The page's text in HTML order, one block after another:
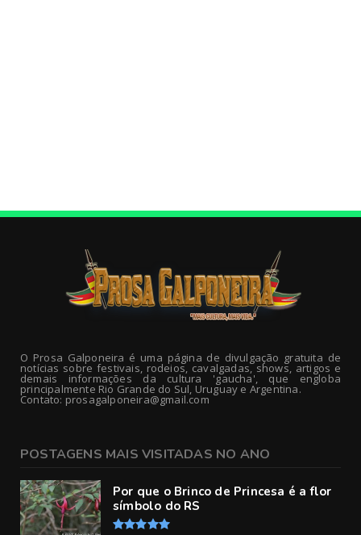
O Prosa Galponeira é uma página de divulgação gratuita de
notícias sobre festivais, rodeios, cavalgadas, shows, artigos e
demais informações da cultura 'gaucha', que engloba
principalmente Rio Grande do Sul, Uruguay e Argentina.
Contato: prosagalponeira@gmail.com
POSTAGENS MAIS VISITADAS NO ANO
Por que o Brinco de Princesa é a flor
símbolo do RS